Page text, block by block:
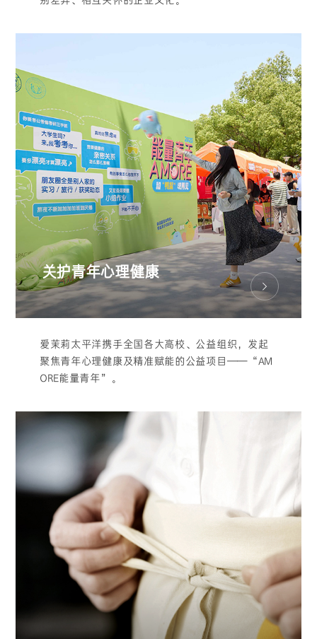
关护青年心理健康
爱茉莉太平洋携手全国各大高校、公益组织，发起
聚焦青年心理健康及精准赋能的公益项目——“AM
ORE能量青年”。